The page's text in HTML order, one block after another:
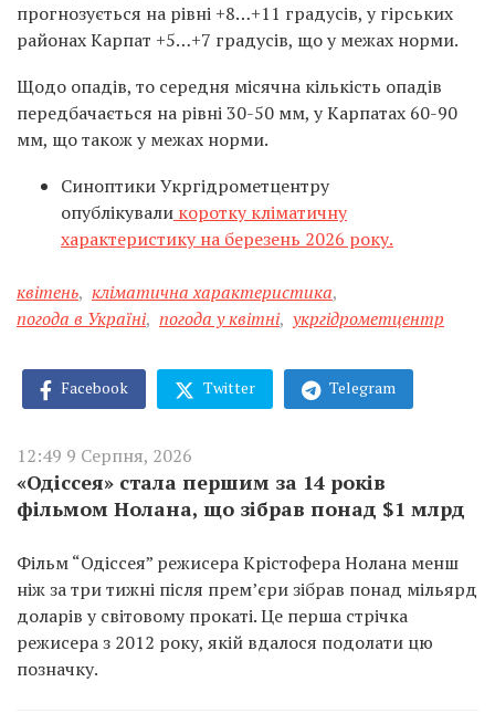
прогнозується на рівні +8…+11 градусів, у гірських
районах Карпат +5…+7 градусів, що у межах норми.
Щодо опадів, то середня місячна кількість опадів
передбачається на рівні 30-50 мм, у Карпатах 60-90
мм, що також у межах норми.
Синоптики Укргідрометцентру
опублікували коротку кліматичну
характеристику на березень 2026 року.
квітень, кліматична характеристика,
погода в Україні, погода у квітні, укргідрометцентр
Facebook Twitter Telegram
12:49 9 Серпня, 2026
«Одіссея» стала першим за 14 років
фільмом Нолана, що зібрав понад $1 млрд
Фільм “Одіссея” режисера Крістофера Нолана менш
ніж за три тижні після прем’єри зібрав понад мільярд
доларів у світовому прокаті. Це перша стрічка
режисера з 2012 року, якій вдалося подолати цю
позначку.